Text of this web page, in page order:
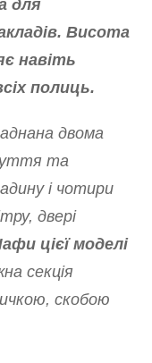
для
Висота
навіть
полиць.
двома
та
і чотири
двері
цієї моделі
секція
скобою